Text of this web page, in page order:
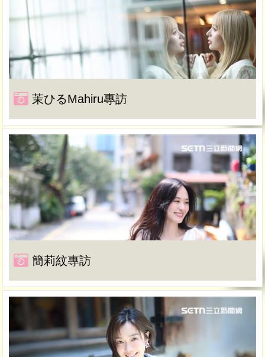
茉ひるMahiru專訪
簡莉紋專訪